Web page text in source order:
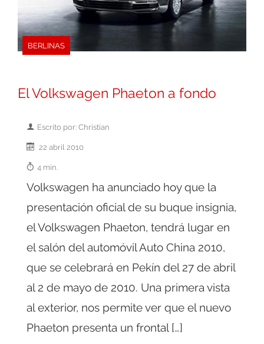
BERLINAS
El Volkswagen Phaeton a fondo
Escrito por: Christian
22 abril 2010
4 min.
Volkswagen ha anunciado hoy que la
presentación oficial de su buque insignia,
el Volkswagen Phaeton, tendrá lugar en
el salón del automóvil Auto China 2010,
que se celebrará en Pekín del 27 de abril
al 2 de mayo de 2010. Una primera vista
al exterior, nos permite ver que el nuevo
Phaeton presenta un frontal […]